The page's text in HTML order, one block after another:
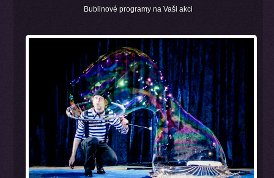
Bublinové programy na Vaši akci